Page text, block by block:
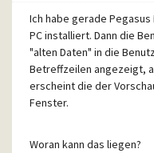
Ich habe gerade Pegasus
PC installiert. Dann die
"alten Daten" in die
Betreffzeilen angezeigt,
erscheint die der
Fenster.
Woran kann das liegen?